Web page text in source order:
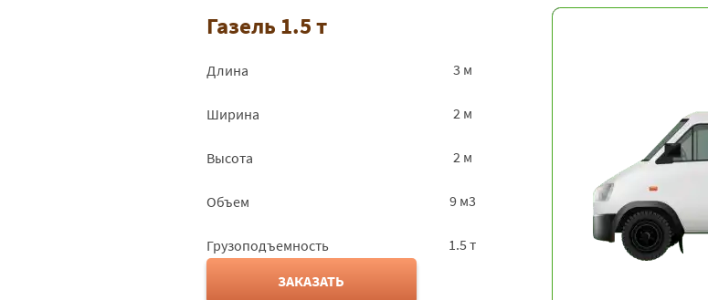
Газель 1.5 т
Длина 3 м
Ширина 2 м
Высота 2 м
Объем 9 м3
Грузоподъемность
1.5 т
ЗАКАЗАТЬ